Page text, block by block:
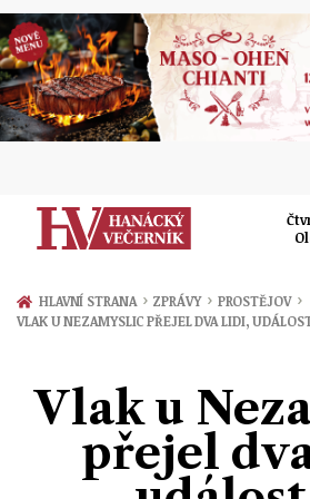
Zprávy
Prostějov
Přerov
Politika
Ekonomika
Kultura
Hudba
Společnost
Sport
HLAVNÍ STRANA › ZPRÁVY › PROSTĚJOV ›
VLAK U NEZAMYSLIC PŘEJEL DVA LIDI,
Vlak u
přejel